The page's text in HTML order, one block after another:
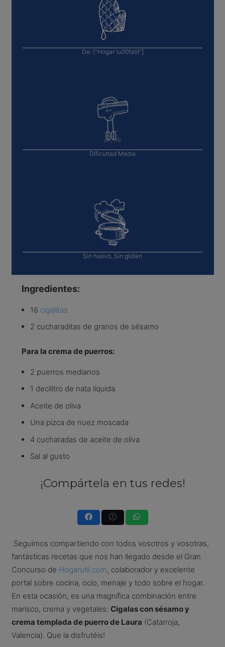
De: ["Hogar \u00fatil"]
Dificultad Media
Sin huevo, Sin glúten
Ingredientes:
16 cigalitas
2 cucharaditas de granos de sésamo
Para la crema de puerros:
2 puerros medianos
1 decilitro de nata líquida
Aceite de oliva
Una pizca de nuez moscada
4 cucharadas de aceite de oliva
Sal al gusto
¡Compártela en tus redes!
Seguimos compartiendo con todos vosotros y vosotras,
fantásticas recetas que nos han llegado desde el Gran
Concurso de Hogarutil.com, colaborador y excelente
portal sobre cocina, ocio, menaje y todo sobre el hogar.
En esta ocasión, es una magnífica combinación entre
marisco, crema y vegetales: Cigalas con sésamo y
crema templada de puerro de Laura (Catarroja,
Valencia). Que la disfrutéis!